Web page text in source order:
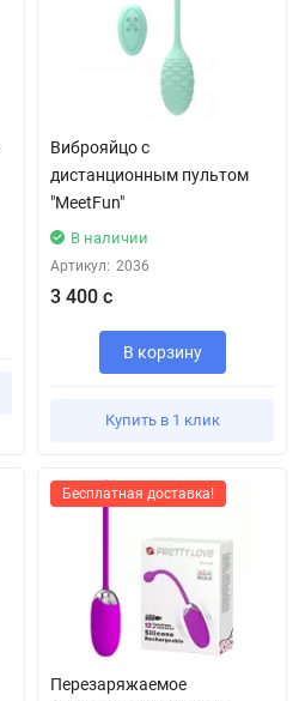
Виброяйцо с
дистанционным пультом
"MeetFun"
В наличии
Артикул: 2036
3 400 с
В корзину
Купить в 1 клик
Бесплатная доставка!
Перезаряжаемое